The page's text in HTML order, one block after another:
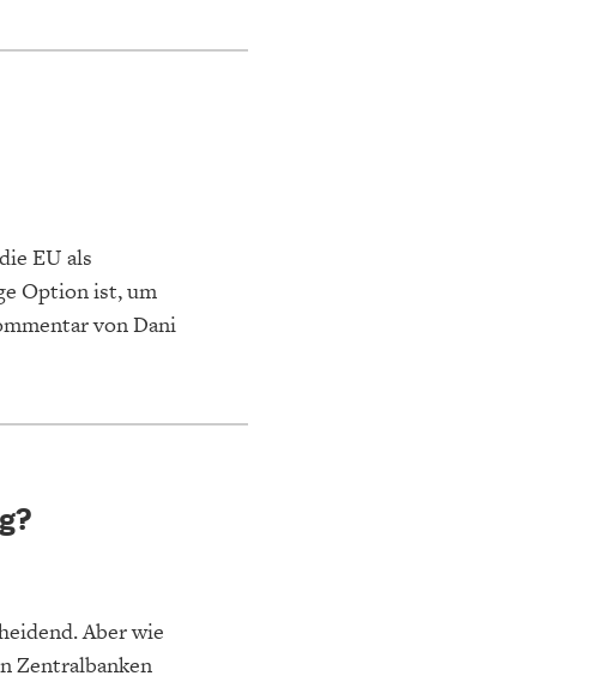
EU als
Option ist, um
von Dani
Aber wie
Zentralbanken